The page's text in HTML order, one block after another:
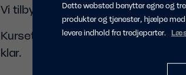
Vi tilbyder også DynamicWeb CMS
Kurset er gratis og foregår i
klar.
Dette websted benytter egne og
produkter og tjenester, hjælpe
levere indhold fra tredjeparter.